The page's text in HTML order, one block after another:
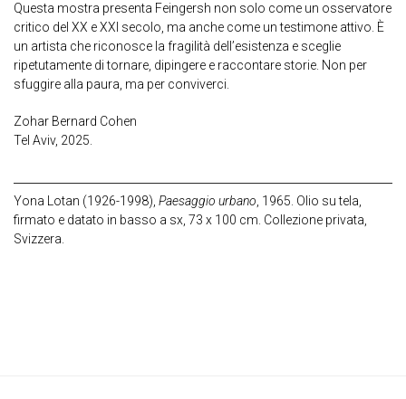
Questa mostra presenta Feingersh non solo come un osservatore
critico del XX e XXI secolo, ma anche come un testimone attivo. È
un artista che riconosce la fragilità dell’esistenza e sceglie
ripetutamente di tornare, dipingere e raccontare storie. Non per
sfuggire alla paura, ma per conviverci.
Zohar Bernard Cohen
Tel Aviv, 2025.
Yona Lotan (1926-1998), Paesaggio urbano , 1965. Olio su tela,
firmato e datato in basso a sx, 73 x 100 cm. Collezione privata,
Svizzera.